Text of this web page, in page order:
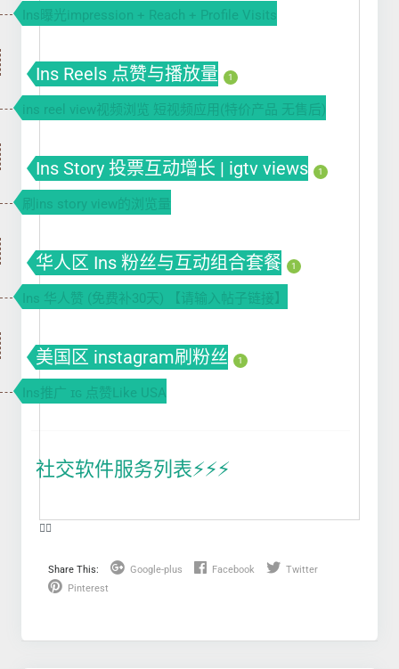
Ins曝光impression + Reach + Profile Visits
Ins Reels 点赞与播放量 1
ins reel view视频浏览 短视频应用(特价产品 无售后)
Ins Story 投票互动增长 | igtv views 1
刷ins story view的浏览量
华人区 Ins 粉丝与互动组合套餐 1
Ins 华人赞 (免费补30天) 【请输入帖子链接】
美国区 instagram刷粉丝 1
Ins推广 ɪɢ 点赞Like USA
社交软件服务列表⚡️⚡️⚡️
❤️‍🔥
Share This: Google-plus Facebook
Twitter
Pinterest